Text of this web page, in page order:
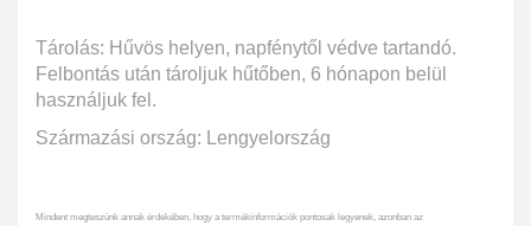
Tárolás: Hűvös helyen, napfénytől védve tartandó.
Felbontás után tároljuk hűtőben, 6 hónapon belül
használjuk fel.
Származási ország: Lengyelország
Mindent megteszünk annak érdekében, hogy a termékinformációk pontosak legyenek, azonban az